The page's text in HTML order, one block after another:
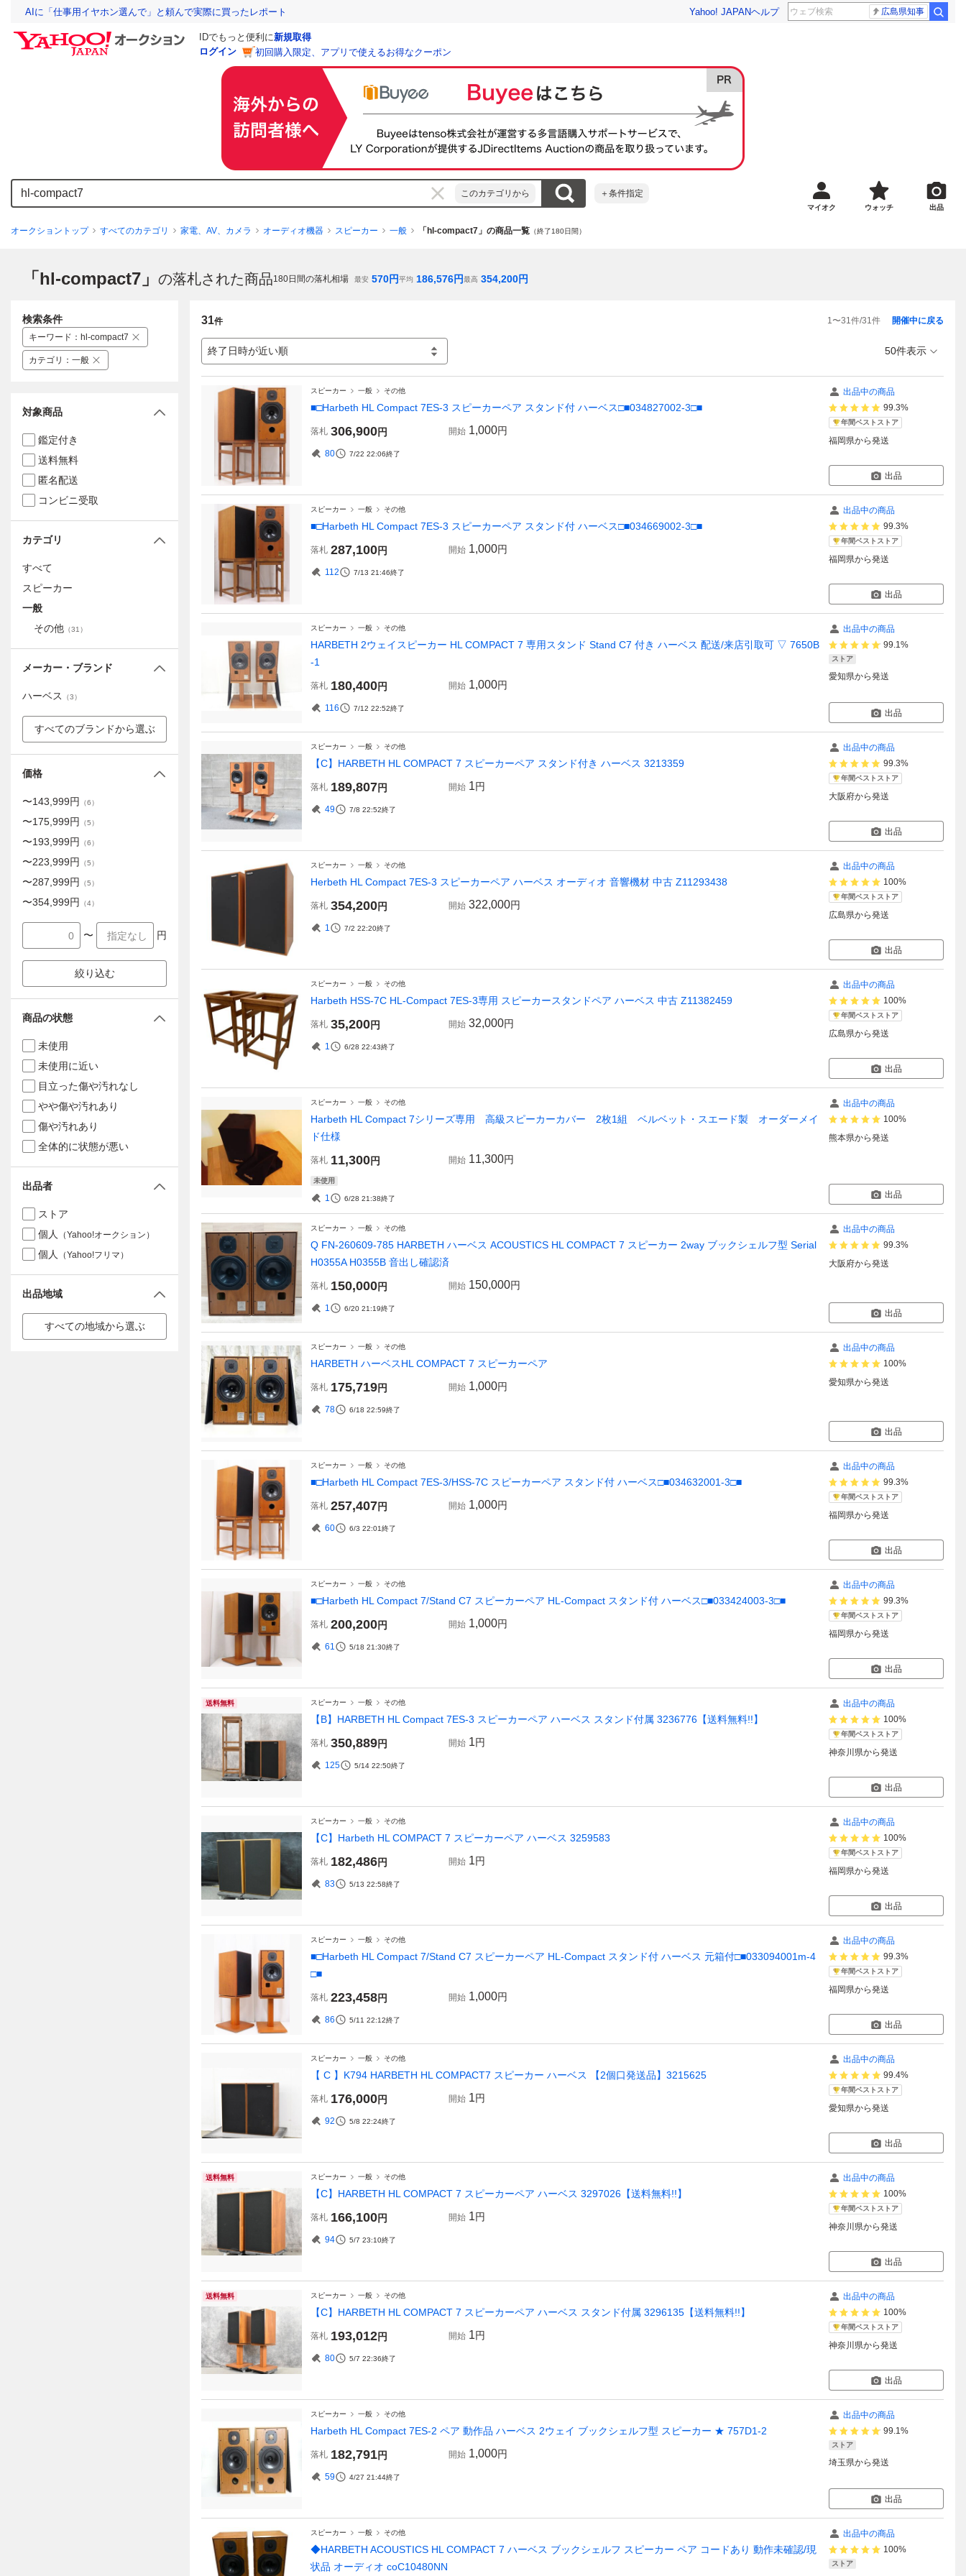
AIに「仕事用イヤホン選んで」と頼んで実際に買ったレポート Yahoo! JAPANヘルプ 広島県知事
IDでもっと便利に新規取得
ログイン
初回購入限定、アプリで使えるお得なクーポン
このカテゴリから ＋条件指定
マイオク ウォッチ 出品
オークショントップ すべてのカテゴリ 家電、AV、カメラ オーディオ機器 スピーカー 一般 「hl-compact7」の商品一覧 （終了180日間）
「hl-compact7」 の落札された商品180日間の落札相場 最安 570円平均 186,576円最高 354,200円
31件 1〜31件/31件
終了日時が近い順
開催中に戻る
50件表示
スピーカー 一般 その他
■□Harbeth HL Compact 7ES-3 スピーカーペア スタンド付 ハーベス□■034827002-3□■
落札 306,900円 開始 1,000円
80 7/22 22:06終了
出品中の商品
99.3%
年間ベストストア
福岡県から発送
出品
スピーカー 一般 その他
■□Harbeth HL Compact 7ES-3 スピーカーペア スタンド付 ハーベス□■034669002-3□■
落札 287,100円 開始 1,000円
112 7/13 21:46終了
出品中の商品
99.3%
年間ベストストア
福岡県から発送
出品
スピーカー 一般 その他
HARBETH 2ウェイスピーカー HL COMPACT 7 専用スタンド Stand C7 付き ハーベス 配送/来店引取可 ▽ 7650B
-1
落札 180,400円 開始 1,000円
116 7/12 22:52終了
出品中の商品
99.1%
ストア
愛知県から発送
出品
スピーカー 一般 その他
【C】HARBETH HL COMPACT 7 スピーカーペア スタンド付き ハーベス 3213359
落札 189,807円 開始 1円
49 7/8 22:52終了
出品中の商品
99.3%
年間ベストストア
大阪府から発送
出品
スピーカー 一般 その他
Herbeth HL Compact 7ES-3 スピーカーペア ハーベス オーディオ 音響機材 中古 Z11293438
落札 354,200円 開始 322,000円
1 7/2 22:20終了
出品中の商品
100%
年間ベストストア
広島県から発送
出品
スピーカー 一般 その他
Harbeth HSS-7C HL-Compact 7ES-3専用 スピーカースタンドペア ハーベス 中古 Z11382459
落札 35,200円 開始 32,000円
1 6/28 22:43終了
出品中の商品
100%
年間ベストストア
広島県から発送
出品
スピーカー 一般 その他
Harbeth HL Compact 7シリーズ専用 高級スピーカーカバー 2枚1組 ベルベット・スエード製 オーダーメイ
ド仕様
落札 11,300円 開始 11,300円
未使用
1 6/28 21:38終了
出品中の商品
100%
熊本県から発送
出品
スピーカー 一般 その他
Q FN-260609-785 HARBETH ハーベス ACOUSTICS HL COMPACT 7 スピーカー 2way ブックシェルフ型 Serial
H0355A H0355B 音出し確認済
落札 150,000円 開始 150,000円
1 6/20 21:19終了
出品中の商品
99.3%
大阪府から発送
出品
スピーカー 一般 その他
HARBETH ハーベスHL COMPACT 7 スピーカーペア
落札 175,719円 開始 1,000円
78 6/18 22:59終了
出品中の商品
100%
愛知県から発送
出品
スピーカー 一般 その他
■□Harbeth HL Compact 7ES-3/HSS-7C スピーカーペア スタンド付 ハーベス□■034632001-3□■
落札 257,407円 開始 1,000円
60 6/3 22:01終了
出品中の商品
99.3%
年間ベストストア
福岡県から発送
出品
スピーカー 一般 その他
■□Harbeth HL Compact 7/Stand C7 スピーカーペア HL-Compact スタンド付 ハーベス□■033424003-3□■
落札 200,200円 開始 1,000円
61 5/18 21:30終了
出品中の商品
99.3%
年間ベストストア
福岡県から発送
出品
送料無料 スピーカー 一般 その他
【B】HARBETH HL Compact 7ES-3 スピーカーペア ハーベス スタンド付属 3236776【送料無料!!】
落札 350,889円 開始 1円
125 5/14 22:50終了
出品中の商品
100%
年間ベストストア
神奈川県から発送
出品
スピーカー 一般 その他
【C】Harbeth HL COMPACT 7 スピーカーペア ハーベス 3259583
落札 182,486円 開始 1円
83 5/13 22:58終了
出品中の商品
100%
年間ベストストア
福岡県から発送
出品
スピーカー 一般 その他
■□Harbeth HL Compact 7/Stand C7 スピーカーペア HL-Compact スタンド付 ハーベス 元箱付□■033094001m-4
□■
落札 223,458円 開始 1,000円
86 5/11 22:12終了
出品中の商品
99.3%
年間ベストストア
福岡県から発送
出品
スピーカー 一般 その他
【 C 】K794 HARBETH HL COMPACT7 スピーカー ハーベス 【2個口発送品】3215625
落札 176,000円 開始 1円
92 5/8 22:24終了
出品中の商品
99.4%
年間ベストストア
愛知県から発送
出品
送料無料 スピーカー 一般 その他
【C】HARBETH HL COMPACT 7 スピーカーペア ハーベス 3297026【送料無料!!】
落札 166,100円 開始 1円
94 5/7 23:10終了
出品中の商品
100%
年間ベストストア
神奈川県から発送
出品
送料無料 スピーカー 一般 その他
【C】HARBETH HL COMPACT 7 スピーカーペア ハーベス スタンド付属 3296135【送料無料!!】
落札 193,012円 開始 1円
80 5/7 22:36終了
出品中の商品
100%
年間ベストストア
神奈川県から発送
出品
スピーカー 一般 その他
Harbeth HL Compact 7ES-2 ペア 動作品 ハーベス 2ウェイ ブックシェルフ型 スピーカー ★ 757D1-2
落札 182,791円 開始 1,000円
59 4/27 21:44終了
出品中の商品
99.1%
ストア
埼玉県から発送
出品
スピーカー 一般 その他
◆HARBETH ACOUSTICS HL COMPACT 7 ハーベス ブックシェルフ スピーカー ペア コードあり 動作未確認/現
状品 オーディオ coC10480NN
出品中の商品
100%
ストア
検索条件
キーワード ： hl-compact7
カテゴリ ： 一般
対象商品
鑑定付き
送料無料
匿名配送
コンビニ受取
カテゴリ
すべて
スピーカー
一般
その他 （31 ）
メーカー・ブランド
ハーベス （3）
すべてのブランドから選ぶ
価格
〜143,999円 （6）
〜175,999円 （5）
〜193,999円 （6）
〜223,999円 （5）
〜287,999円 （5）
〜354,999円 （4）
〜 円
絞り込む
商品の状態
未使用
未使用に近い
目立った傷や汚れなし
やや傷や汚れあり
傷や汚れあり
全体的に状態が悪い
出品者
ストア
個人
（Yahoo!オークション）
個人 （Yahoo!フリマ）
出品地域
すべての地域から選ぶ